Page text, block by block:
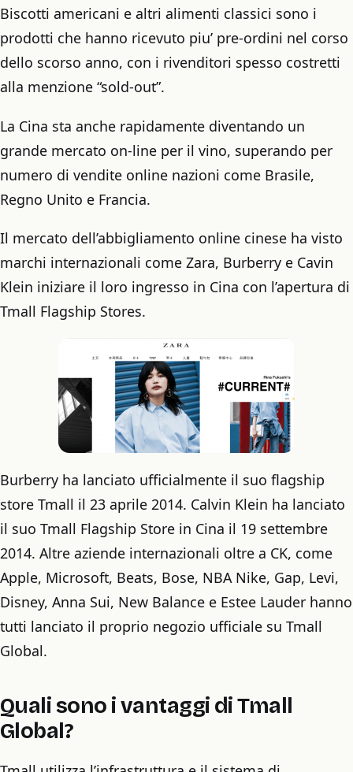
Biscotti americani e altri alimenti classici sono i
prodotti che hanno ricevuto piu’ pre-ordini nel corso
dello scorso anno, con i rivenditori spesso costretti
alla menzione “sold-out”.
La Cina sta anche rapidamente diventando un
grande mercato on-line per il vino, superando per
numero di vendite online nazioni come Brasile,
Regno Unito e Francia.
Il mercato dell’abbigliamento online cinese ha visto
marchi internazionali come Zara, Burberry e Cavin
Klein iniziare il loro ingresso in Cina con l’apertura di
Tmall Flagship Stores.
Burberry ha lanciato ufficialmente il suo flagship
store Tmall il 23 aprile 2014. Calvin Klein ha lanciato
il suo Tmall Flagship Store in Cina il 19 settembre
2014. Altre aziende internazionali oltre a CK, come
Apple, Microsoft, Beats, Bose, NBA Nike, Gap, Levi,
Disney, Anna Sui, New Balance e Estee Lauder hanno
tutti lanciato il proprio negozio ufficiale su Tmall
Global.
Quali sono i vantaggi di Tmall
Global?